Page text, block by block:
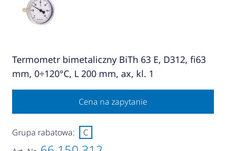
Termometr bimetaliczny BiTh 63 E, D312, fi63
mm, 0÷120°C, L 200 mm, ax, kl. 1
Cena na zapytanie
Grupa rabatowa: C